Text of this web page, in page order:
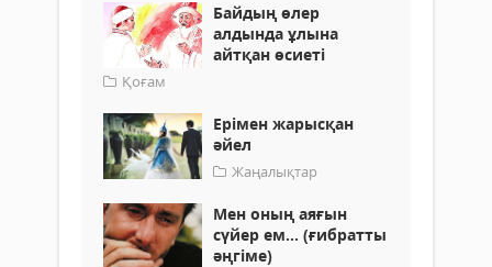
Байдың өлер
алдында ұлына
айтқан өсиеті
Қоғам
Ерімен жарысқан
әйел
Жаңалықтар
Мен оның аяғын
сүйер ем... (ғибратты
әңгіме)